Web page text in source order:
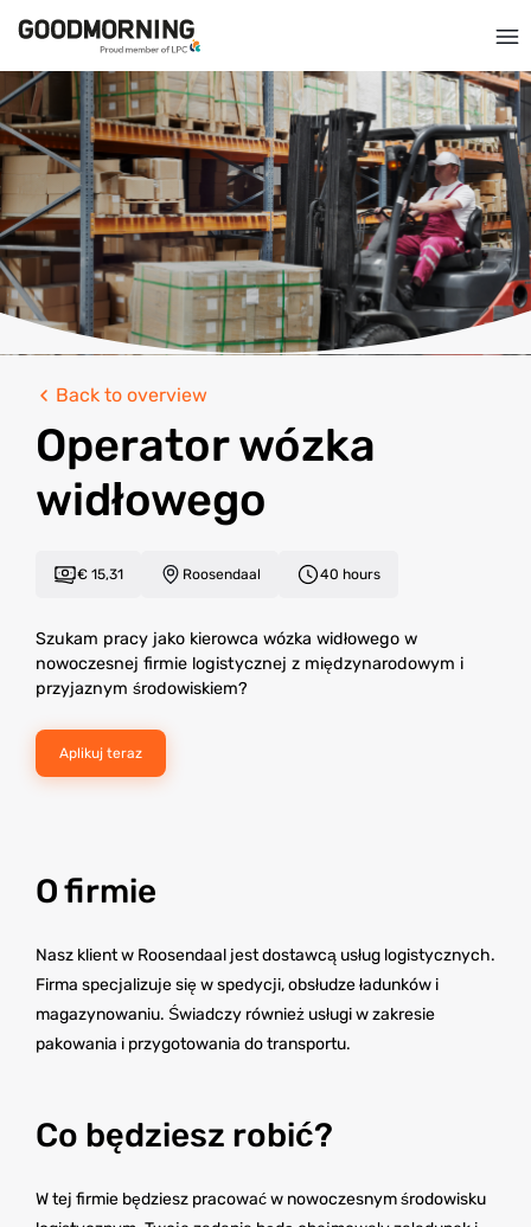
Back to overview
Operator wózka
widłowego
€ 15,31 Roosendaal 40 hours
Szukam pracy jako kierowca wózka widłowego w
nowoczesnej firmie logistycznej z międzynarodowym i
przyjaznym środowiskiem?
Aplikuj teraz
O firmie
Nasz klient w Roosendaal jest dostawcą usług logistycznych.
Firma specjalizuje się w spedycji, obsłudze ładunków i
magazynowaniu. Świadczy również usługi w zakresie
pakowania i przygotowania do transportu.
Co będziesz robić?
W tej firmie będziesz pracować w nowoczesnym środowisku